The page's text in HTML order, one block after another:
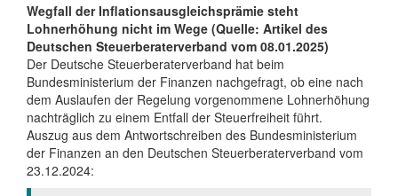
Wegfall der Inflationsausgleichsprämie steht
Lohnerhöhung nicht im Wege (Quelle: Artikel des
Deutschen Steuerberaterverband vom 08.01.2025)
Der Deutsche Steuerberaterverband hat beim
Bundesministerium der Finanzen nachgefragt, ob eine nach
dem Auslaufen der Regelung vorgenommene Lohnerhöhung
nachträglich zu einem Entfall der Steuerfreiheit führt.
Auszug aus dem Antwortschreiben des Bundesministerium
der Finanzen an den Deutschen Steuerberaterverband vom
23.12.2024: